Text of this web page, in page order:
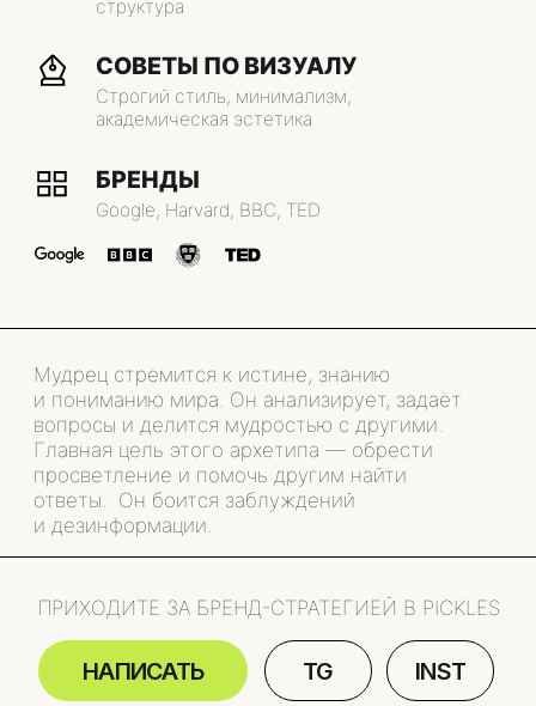
Мудрец стремится к истине, знанию
Главная цель этого архетипа — обрести
просветление и помочь другим найти
ответы. Он боится заблуждений
и дезинформации.
НАПИСАТЬ INST
TG
ПРИХОДИТЕ ЗА БРЕНД-СТРАТЕГИЕЙ В PICKLES